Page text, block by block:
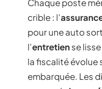
Chaque poste
crible : l’
pour une auto
l’entretiense
la fiscalité évolue
embarquée. Les